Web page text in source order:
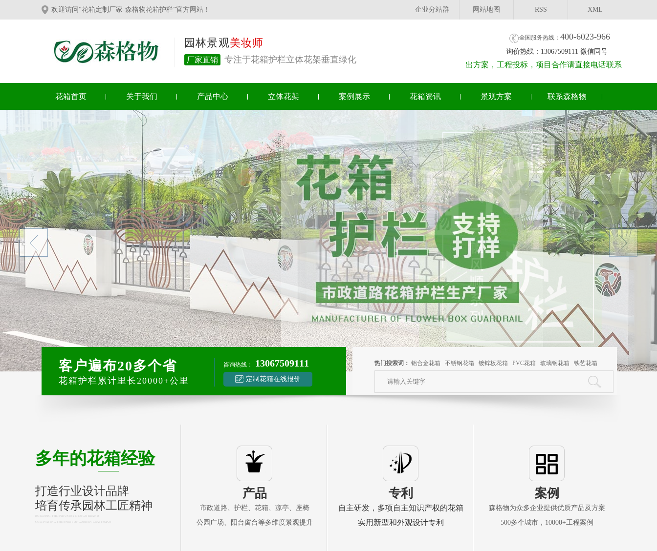
欢迎访问“花箱定制厂家-森格物花箱护栏”官方网站！ 企业分站群 网站地图 RSS XML
园林景观美妆师
厂家直销 专注于花箱护栏立体花架垂直绿化
全国服务热线： 400-6023-966
询价热线：13067509111 微信同号
出方案，工程投标，项目合作请直接电话联系
花箱首页 关于我们 产品中心 立体花架 案例展示 花箱资讯 景观方案 联系森格物
客户遍布20多个省
花箱护栏累计里长20000+公里
咨询热线： 13067509111
定制花箱在线报价
热门搜索词： 铝合金花箱 不锈钢花箱 镀锌板花箱 PVC花箱 玻璃钢花箱 铁艺花箱
多年的花箱经验
打造行业设计品牌
培育传承园林工匠精神
BUILDING THE INDUSTRY DESIGN BRAND
CULTIVATING THE SPIRIT OF GARDEN CRAFTSMAN
产品
市政道路、护栏、花箱、凉亭、座椅
公园广场、阳台窗台等多维度景观提升
专利
自主研发，多项自主知识产权的花箱
实用新型和外观设计专利
案例
森格物为众多企业提供优质产品及方案
500多个城市，10000+工程案例